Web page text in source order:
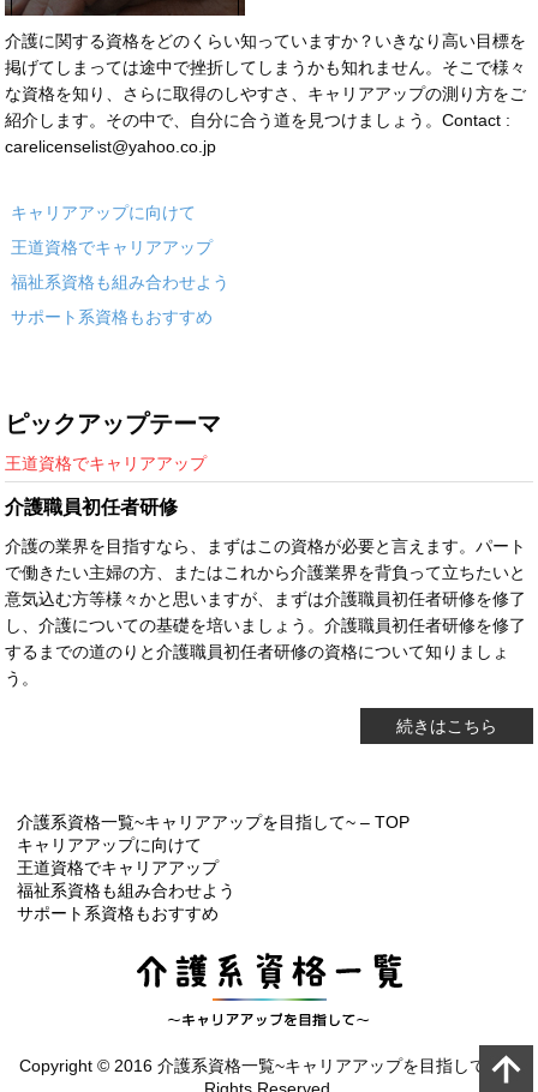
介護に関する資格をどのくらい知っていますか？いきなり高い目標を
掲げてしまっては途中で挫折してしまうかも知れません。そこで様々
な資格を知り、さらに取得のしやすさ、キャリアアップの測り方をご
紹介します。その中で、自分に合う道を見つけましょう。Contact :
carelicenselist@yahoo.co.jp
キャリアアップに向けて
王道資格でキャリアアップ
福祉系資格も組み合わせよう
サポート系資格もおすすめ
ピックアップテーマ
王道資格でキャリアアップ
介護職員初任者研修
介護の業界を目指すなら、まずはこの資格が必要と言えます。パート
で働きたい主婦の方、またはこれから介護業界を背負って立ちたいと
意気込む方等様々かと思いますが、まずは介護職員初任者研修を修了
し、介護についての基礎を培いましょう。介護職員初任者研修を修了
するまでの道のりと介護職員初任者研修の資格について知りましょ
う。
続きはこちら
介護系資格一覧~キャリアアップを目指して~ – TOP
キャリアアップに向けて
王道資格でキャリアアップ
福祉系資格も組み合わせよう
サポート系資格もおすすめ
Copyright © 2016 介護系資格一覧~キャリアアップを目指して~ All
Rights Reserved.